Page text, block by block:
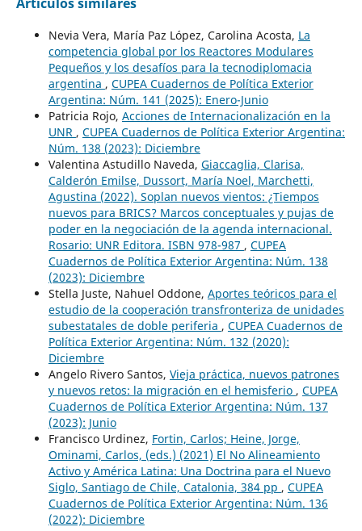
Nevia Vera, María Paz López, Carolina Acosta, La
competencia global por los Reactores Modulares
Pequeños y los desafíos para la tecnodiplomacia
argentina , CUPEA Cuadernos de Política Exterior
Argentina: Núm. 141 (2025): Enero-Junio
Patricia Rojo, Acciones de Internacionalización en la
UNR , CUPEA Cuadernos de Política Exterior Argentina:
Núm. 138 (2023): Diciembre
Valentina Astudillo Naveda, Giaccaglia, Clarisa,
Calderón Emilse, Dussort, María Noel, Marchetti,
Agustina (2022). Soplan nuevos vientos: ¿Tiempos
nuevos para BRICS? Marcos conceptuales y pujas de
poder en la negociación de la agenda internacional.
Rosario: UNR Editora. ISBN 978-987 , CUPEA
Cuadernos de Política Exterior Argentina: Núm. 138
(2023): Diciembre
Stella Juste, Nahuel Oddone, Aportes teóricos para el
estudio de la cooperación transfronteriza de unidades
subestatales de doble periferia , CUPEA Cuadernos de
Política Exterior Argentina: Núm. 132 (2020):
Diciembre
Angelo Rivero Santos, Vieja práctica, nuevos patrones
y nuevos retos: la migración en el hemisferio , CUPEA
Cuadernos de Política Exterior Argentina: Núm. 137
(2023): Junio
Francisco Urdinez, Fortin, Carlos; Heine, Jorge,
Ominami, Carlos, (eds.) (2021) El No Alineamiento
Activo y América Latina: Una Doctrina para el Nuevo
Siglo, Santiago de Chile, Catalonia, 384 pp , CUPEA
Cuadernos de Política Exterior Argentina: Núm. 136
(2022): Diciembre